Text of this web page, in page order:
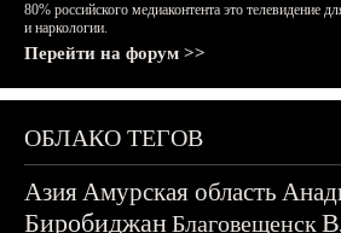
80% российского медиаконтента это телевидение
и наркологии.
Перейти на форум >>
ОБЛАКО ТЕГОВ
АзияАмурская область
БиробиджанБлаговещенск